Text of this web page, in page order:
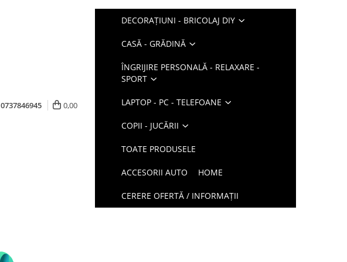
0737846945 0,00
DECORAȚIUNI - BRICOLAJ DIY
CASĂ - GRĂDINĂ
ÎNGRIJIRE PERSONALĂ - RELAXARE -
SPORT
LAPTOP - PC - TELEFOANE
COPII - JUCĂRII
TOATE PRODUSELE
ACCESORII AUTO HOME
CERERE OFERTĂ / INFORMAȚII